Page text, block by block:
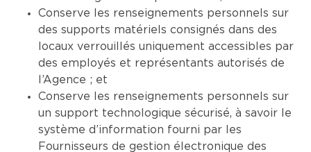
Conserve les renseignements personnels sur
des supports matériels consignés dans des
locaux verrouillés uniquement accessibles par
des employés et représentants autorisés de
l’Agence ; et
Conserve les renseignements personnels sur
un support technologique sécurisé, à savoir le
système d’information fourni par les
Fournisseurs de gestion électronique des